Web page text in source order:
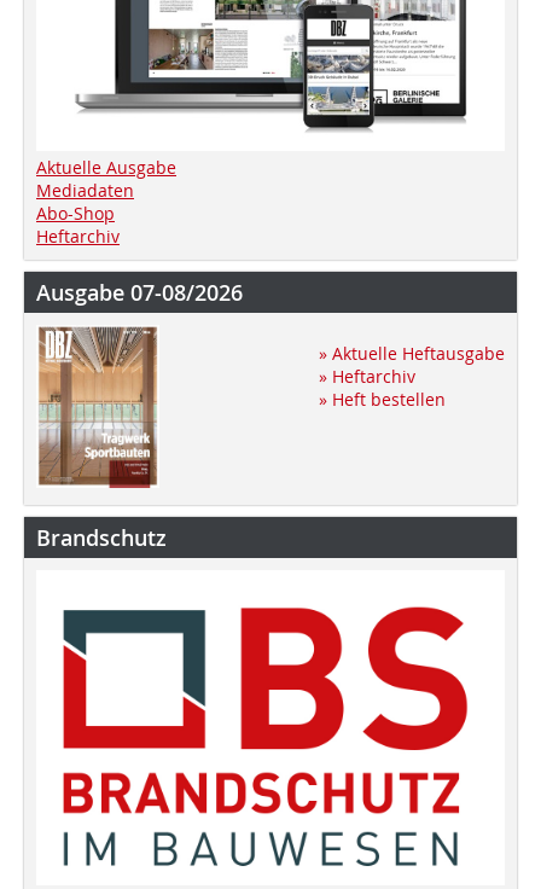
Aktuelle Ausgabe
Mediadaten
Abo-Shop
Heftarchiv
Ausgabe 07-08/2026
» Aktuelle Heftausgabe
» Heftarchiv
» Heft bestellen
Brandschutz